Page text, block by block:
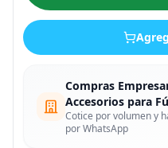
Compras
Accesorios para
Cotice por volumen y
por WhatsApp